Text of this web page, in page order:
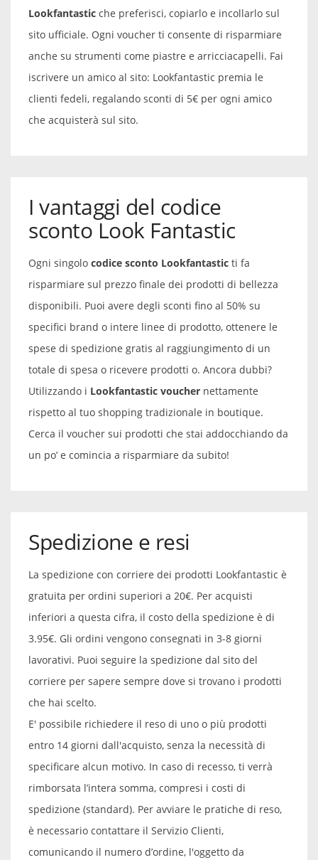
Lookfantastic che preferisci, copiarlo e incollarlo sul
sito ufficiale. Ogni voucher ti consente di risparmiare
anche su strumenti come piastre e arricciacapelli. Fai
iscrivere un amico al sito: Lookfantastic premia le
clienti fedeli, regalando sconti di 5€ per ogni amico
che acquisterà sul sito.
I vantaggi del codice
sconto Look Fantastic
Ogni singolo codice sconto Lookfantastic ti fa
risparmiare sul prezzo finale dei prodotti di bellezza
disponibili. Puoi avere degli sconti fino al 50% su
specifici brand o intere linee di prodotto, ottenere le
spese di spedizione gratis al raggiungimento di un
totale di spesa o ricevere prodotti o. Ancora dubbi?
Utilizzando i Lookfantastic voucher nettamente
rispetto al tuo shopping tradizionale in boutique.
Cerca il voucher sui prodotti che stai addocchiando da
un po’ e comincia a risparmiare da subito!
Spedizione e resi
La spedizione con corriere dei prodotti Lookfantastic è
gratuita per ordini superiori a 20€. Per acquisti
inferiori a questa cifra, il costo della spedizione è di
3.95€. Gli ordini vengono consegnati in 3-8 giorni
lavorativi. Puoi seguire la spedizione dal sito del
corriere per sapere sempre dove si trovano i prodotti
che hai scelto.
E' possibile richiedere il reso di uno o più prodotti
entro 14 giorni dall'acquisto, senza la necessità di
specificare alcun motivo. In caso di recesso, ti verrà
rimborsata l’intera somma, compresi i costi di
spedizione (standard). Per avviare le pratiche di reso,
è necessario contattare il Servizio Clienti,
comunicando il numero d’ordine, l'oggetto da